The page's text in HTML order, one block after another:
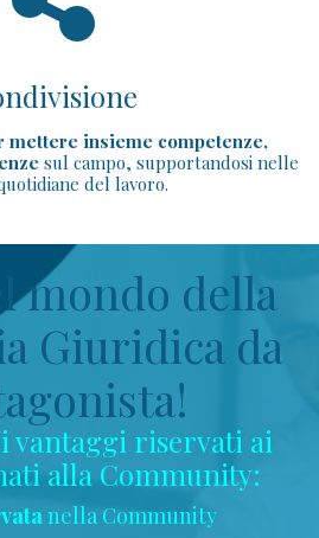
mettere insieme competenze,
sul campo, supportandosi nelle
del lavoro.
mondo della
Giuridica da
vantaggi riservati ai
alla Community:
nella Community